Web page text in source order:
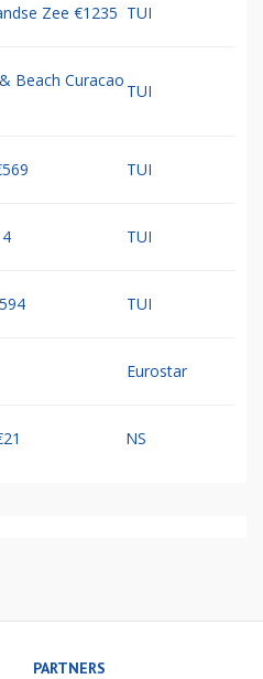
Zee €1235 TUI
Beach Curacao
TUI
TUI
TUI
TUI
Eurostar
NS
PARTNERS